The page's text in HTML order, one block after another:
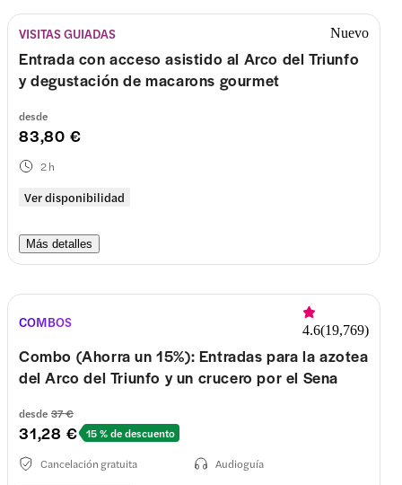
VISITAS GUIADAS Nuevo
Entrada con acceso asistido al Arco del Triunfo
y degustación de macarons gourmet
desde
83,80 €
Ver disponibilidad
2 h
Más detalles
COMBOS 4.6(19,769)
Combo (Ahorra un 15%): Entradas para la azotea
del Arco del Triunfo y un crucero por el Sena
desde 37 €
31,28 € 15 % de descuento
Cancelación gratuita Audioguía